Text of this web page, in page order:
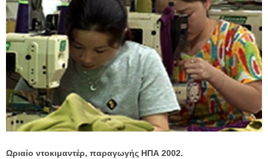
Ωριαίο ντοκιμαντέρ, παραγωγής ΗΠΑ 2002.